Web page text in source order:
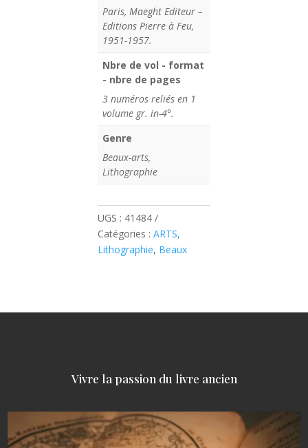
Paris, Maeght Editeur –
Editions Pierre à Feu,
1951-1957.
Nbre de vol - format
- nbre de pages
3 numéros reliés en 1
volume gr. in-4°.
Genre
Beaux-arts,
Lithographie
UGS : 41484
Catégories :ARTS,
Lithographie, Beaux
Vivre la passion du livre ancien